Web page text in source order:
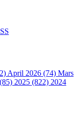
April 2026 (74) Mars
2025 (822) 2024